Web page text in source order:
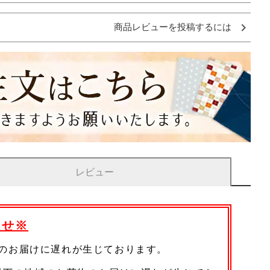
商品レビューを投稿するには
レビュー